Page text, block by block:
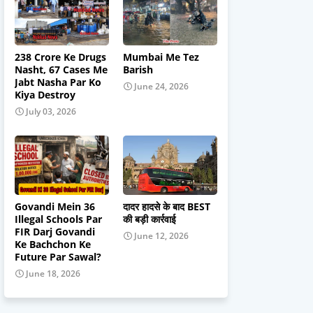
238 Crore Ke Drugs
Nasht, 67 Cases Me
Jabt Nasha Par Ko
Kiya Destroy
July 03, 2026
Mumbai Me Tez
Barish
June 24, 2026
Govandi Mein 36
Illegal Schools Par
FIR Darj Govandi
Ke Bachchon Ke
Future Par Sawal?
June 18, 2026
दादर हादसे के बाद BEST
की बड़ी कार्रवाई
June 12, 2026